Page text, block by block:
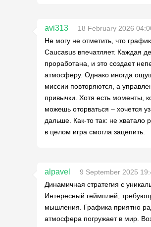
avi313
18 February 2026
Не могу не отметить, что
Caucasus впечатляет. Каждая
проработана, и это создает
атмосферу. Однако иногда
миссии повторяются, а
привычки. Хотя есть моменты,
можешь оторваться – хочется
дальше. Как-то так: не хватало
в целом игра смогла зацепить.
alpavel
9 September 2025
Динамичная стратегия с
Интересный геймплей,
мышления. Графика приятно
атмосфера погружает в мир.